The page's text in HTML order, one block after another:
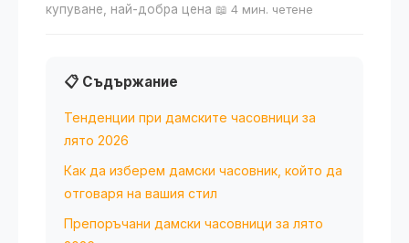
купуване, най-добра цена 📖 4 мин. четене
📋 Съдържание
Тенденции при дамските часовници за
лято 2026
Как да изберем дамски часовник, който да
отговаря на вашия стил
Препоръчани дамски часовници за лято